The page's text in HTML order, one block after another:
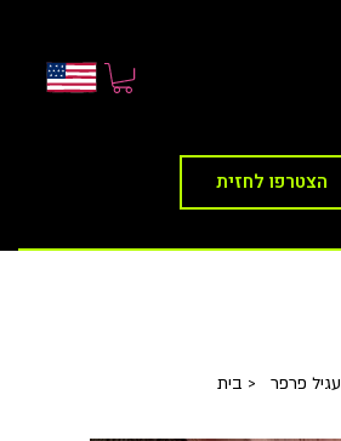
הצטרפו לחזית
בית > עגיל פרפר